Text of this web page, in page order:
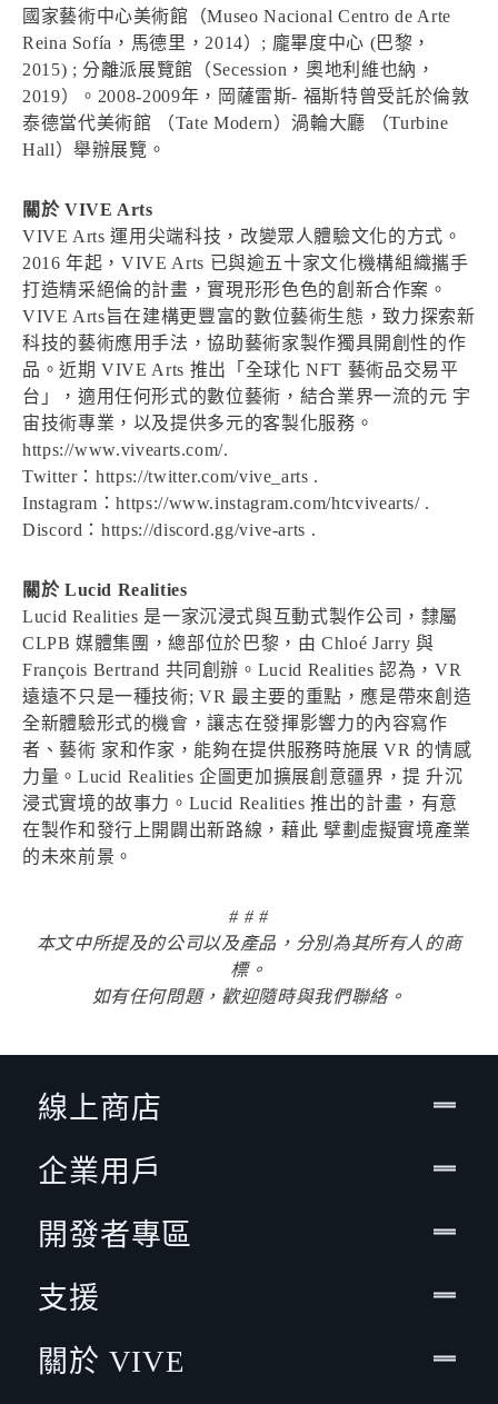
國家藝術中心美術館（Museo Nacional Centro de Arte
Reina Sofía，馬德里，2014）; 龐畢度中心 (巴黎，
2015) ; 分離派展覽館（Secession，奧地利維也納，
2019）。2008-2009年，岡薩雷斯- 福斯特曾受託於倫敦
泰德當代美術館 （Tate Modern）渦輪大廳 （Turbine
Hall）舉辦展覽。
關於 VIVE Arts
VIVE Arts 運用尖端科技，改變眾人體驗文化的方式。
2016 年起，VIVE Arts 已與逾五十家文化機構組織攜手
打造精采絕倫的計畫，實現形形色色的創新合作案。
VIVE Arts旨在建構更豐富的數位藝術生態，致力探索新
科技的藝術應用手法，協助藝術家製作獨具開創性的作
品。近期 VIVE Arts 推出「全球化 NFT 藝術品交易平
台」，適用任何形式的數位藝術，結合業界一流的元 宇
宙技術專業，以及提供多元的客製化服務。
https://www.vivearts.com/.
Twitter：https://twitter.com/vive_arts .
Instagram：https://www.instagram.com/htcvivearts/ .
Discord：https://discord.gg/vive-arts .
關於 Lucid Realities
Lucid Realities 是一家沉浸式與互動式製作公司，隸屬
CLPB 媒體集團，總部位於巴黎，由 Chloé Jarry 與
François Bertrand 共同創辦。Lucid Realities 認為，VR
遠遠不只是一種技術; VR 最主要的重點，應是帶來創造
全新體驗形式的機會，讓志在發揮影響力的內容寫作
者、藝術 家和作家，能夠在提供服務時施展 VR 的情感
力量。Lucid Realities 企圖更加擴展創意疆界，提 升沉
浸式實境的故事力。Lucid Realities 推出的計畫，有意
在製作和發行上開闢出新路線，藉此 擘劃虛擬實境產業
的未來前景。
# # #
本文中所提及的公司以及產品，分別為其所有人的商
標。
如有任何問題，歡迎隨時與我們聯絡。
線上商店
企業用戶
開發者專區
支援
關於 VIVE